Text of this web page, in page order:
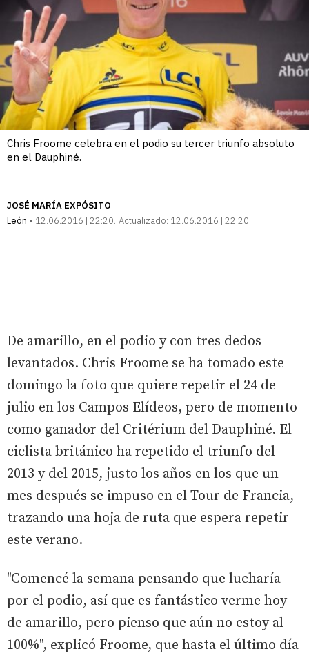
Chris Froome celebra en el podio su tercer triunfo absoluto
en el Dauphiné.
JOSÉ MARÍA EXPÓSITO
León
12.06.2016 | 22:20 Actualizado: 12.06.2016 | 22:20
De amarillo, en el podio y con tres dedos
levantados. Chris Froome se ha tomado este
domingo la foto que quiere repetir el 24 de
julio en los Campos Elídeos, pero de momento
como ganador del Critérium del Dauphiné. El
ciclista británico ha repetido el triunfo del
2013 y del 2015, justo los años en los que un
mes después se impuso en el Tour de Francia,
trazando una hoja de ruta que espera repetir
este verano.
"Comencé la semana pensando que lucharía
por el podio, así que es fantástico verme hoy
de amarillo, pero pienso que aún no estoy al
100%", explicó Froome, que hasta el último día